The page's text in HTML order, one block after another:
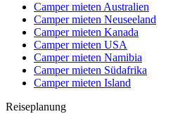
Camper mieten Australien
Camper mieten Neuseeland
Camper mieten Kanada
Camper mieten USA
Camper mieten Namibia
Camper mieten Südafrika
Camper mieten Island
Reiseplanung